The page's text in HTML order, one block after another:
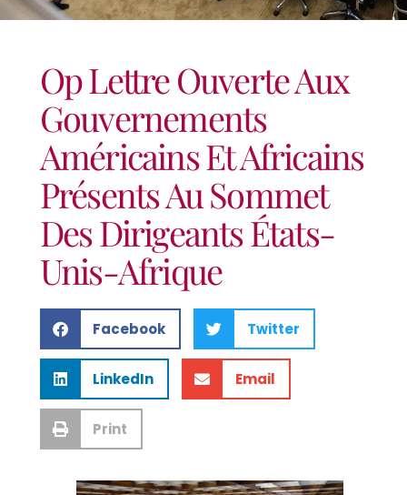
Op Lettre Ouverte Aux
Gouvernements
Américains Et Africains
Présents Au Sommet
Des Dirigeants États-
Unis-Afrique
Facebook Twitter
LinkedIn Email
Print